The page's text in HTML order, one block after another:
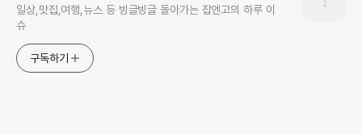
일상,맛집,여행,뉴스 등 빙글빙글 돌아가는 잡엔고의 하루 이
슈
구독하기